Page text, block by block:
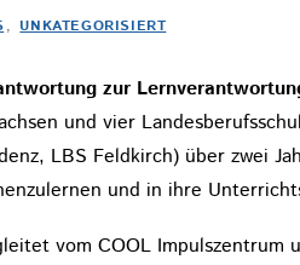
, UNKATEGORISIERT
zur
und vier
LBS Feldkirch) über zwei
und in ihre
vom COOL Impulszentrum